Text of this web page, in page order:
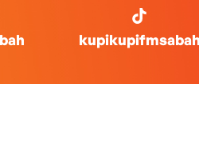
kupikupifmsabah